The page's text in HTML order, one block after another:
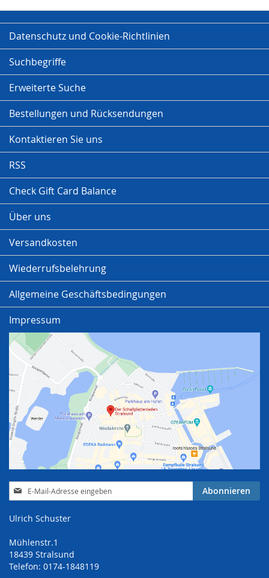
Datenschutz und Cookie-Richtlinien
Suchbegriffe
Erweiterte Suche
Bestellungen und Rücksendungen
Kontaktieren Sie uns
RSS
Check Gift Card Balance
Über uns
Versandkosten
Wiederrufsbelehrung
Allgemeine Geschäftsbedingungen
Impressum
Anmeldung
zum
Abonnieren
Ulrich Schuster
Mühlenstr.1
18439 Stralsund
Telefon: 0174-1848119